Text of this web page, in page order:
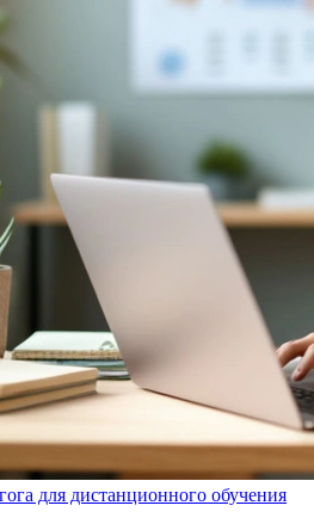
для дистанционного обучения